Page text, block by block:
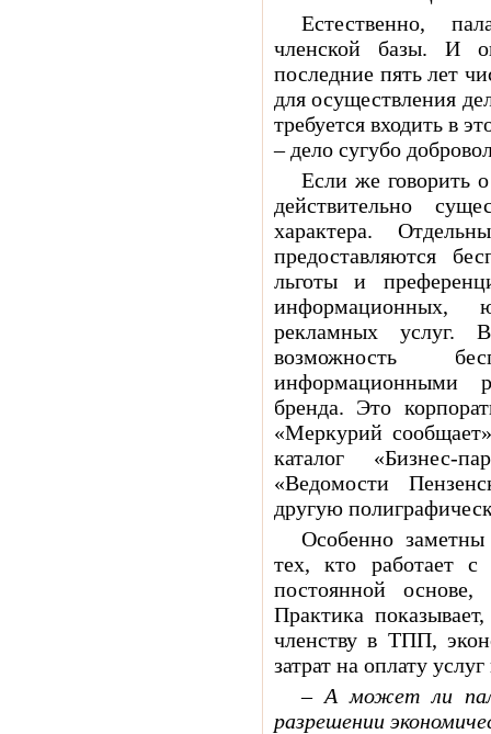
Естественно,
членской базы. И
последние пять лет
для осуществления
требуется входить в
– дело сугубо
Если же говорить
действительно
характера.
предоставляются
льготы и
информационных,
рекламных услуг.
возможность
информационными
бренда. Это
«Меркурий
каталог «Бизнес-
«Ведомости
другую
Особенно
тех, кто работает
постоянной основе,
Практика
членству в ТПП,
затрат на оплату
– А может ли
разрешении